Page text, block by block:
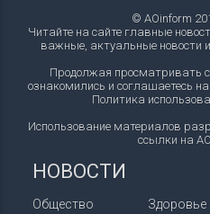
© AOinform
Читайте на сайте главные
важные, актуальные новости
Продолжая просматривать
ознакомились и соглашаетесь
Политика
Использование материалов
ссылки на
НОВОСТИ
Общество Здоровье